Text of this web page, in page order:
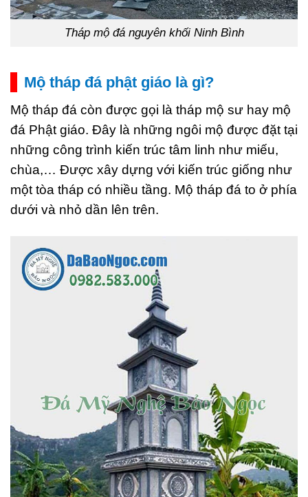
Tháp mộ đá nguyên khối Ninh Bình
Mộ tháp đá phật giáo là gì?
Mộ tháp đá còn được gọi là tháp mộ sư hay mộ
đá Phật giáo. Đây là những ngôi mộ được đặt tại
những công trình kiến trúc tâm linh như miếu,
chùa,… Được xây dựng với kiến trúc giống như
một tòa tháp có nhiều tầng. Mộ tháp đá to ở phía
dưới và nhỏ dần lên trên.